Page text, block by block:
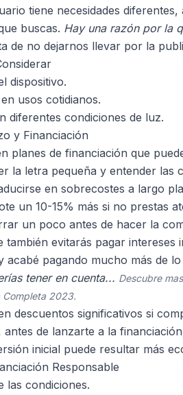
tiene necesidades
buscas. Hay una razón por la
de no dejarnos llevar por la
dispositivo.
usos cotidianos.
diferentes condiciones de luz.
y Financiación
planes de financiación que
la letra pequeña y entender las
en sobrecostes a largo
un 10-15% más si no prestas
un poco antes de hacer la
también evitarás pagar
acabé pagando mucho más de
tener en cuenta... Descubre
Completa 2023.
descuentos significativos si
de lanzarte a la
inicial puede resultar más
Responsable
las condiciones.